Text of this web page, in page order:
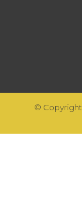
© Copyright